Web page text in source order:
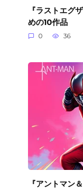
『ラストエグ
めの10作品
0 36
『アントマン